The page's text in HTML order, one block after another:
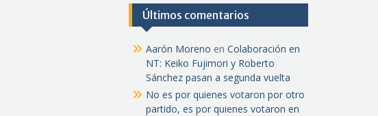
Últimos comentarios
Aarón Moreno en Colaboración en
NT: Keiko Fujimori y Roberto
Sánchez pasan a segunda vuelta
No es por quienes votaron por otro
partido, es por quienes votaron en